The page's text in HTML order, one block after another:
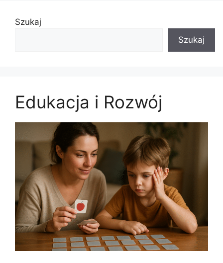
Szukaj
Szukaj
Edukacja i Rozwój